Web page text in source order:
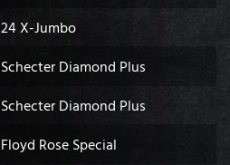
24 X-Jumbo
Schecter Diamond Plus
Schecter Diamond Plus
Floyd Rose Special